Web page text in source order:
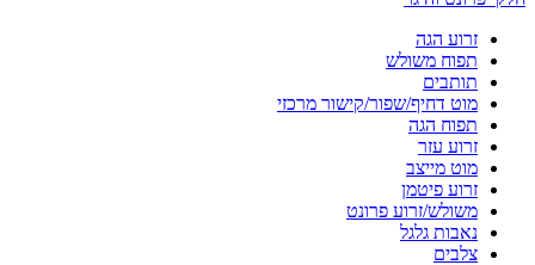
זרוע הגה
תפוח משולש
תותבים
מוט דחיף/שפור/קישור מרכזי
תפוח הגה
זרוע עזר
מוט מייצב
זרוע פיטמן
משולש/זרוע פרונט
נאבות גלגל
צלבים